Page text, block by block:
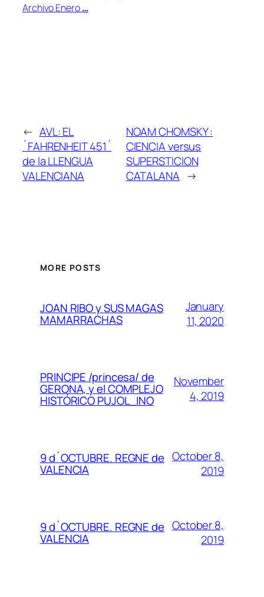
Archivo Enero…
← AVL: EL
`FAHRENHEIT 451´
de la LLENGUA
VALENCIANA
NOAM CHOMSKY :
CIENCIA versus
SUPERSTICION
CATALANA →
MORE POSTS
JOAN RIBO y SUS MAGAS
MAMARRACHAS
January
11, 2020
PRINCIPE /princesa/ de
GERONA, y el COMPLEJO
HISTÓRICO PUJOL_INO
November
4, 2019
9 d´OCTUBRE. REGNE de
VALENCIA
October 8,
2019
9 d´OCTUBRE. REGNE de
VALENCIA
October 8,
2019